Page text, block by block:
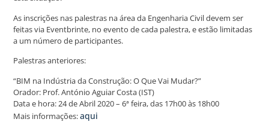
As inscrições nas palestras na área da Engenharia Civil devem ser
feitas via Eventbrinte, no evento de cada palestra, e estão limitadas
a um número de participantes.
Palestras anteriores:
“BIM na Indústria da Construção: O Que Vai Mudar?”
Orador: Prof. António Aguiar Costa (IST)
Data e hora: 24 de Abril 2020 – 6ª feira, das 17h00 às 18h00
Mais informações:aqui